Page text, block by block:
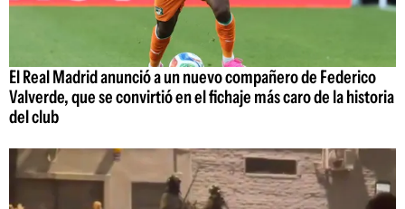
El Real Madrid anunció a un nuevo compañero de Federico
Valverde, que se convirtió en el fichaje más caro de la historia
del club